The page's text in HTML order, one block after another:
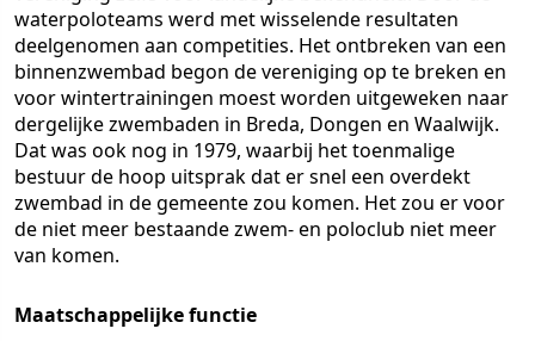
waterpoloteams werd met wisselende resultaten
deelgenomen aan competities. Het ontbreken van een
binnenzwembad begon de vereniging op te breken en
voor wintertrainingen moest worden uitgeweken naar
dergelijke zwembaden in Breda, Dongen en Waalwijk.
Dat was ook nog in 1979, waarbij het toenmalige
bestuur de hoop uitsprak dat er snel een overdekt
zwembad in de gemeente zou komen. Het zou er voor
de niet meer bestaande zwem- en poloclub niet meer
van komen.
Maatschappelijke functie